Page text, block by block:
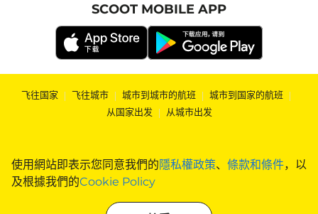
使用網站即表示您同意我們的隱私權政策、 條款和條件，以
及根據我們的Cookie Policy
SCOOT MOBILE APP
飞往国家 | 飞往城市 | 城市到城市的航班 | 城市到国家的航班 |
从国家出发 | 从城市出发